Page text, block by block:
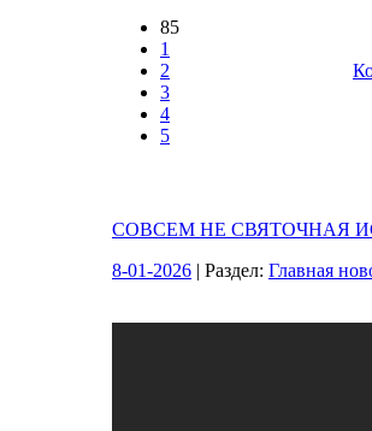
85
1
2
3
4
5
СОВСЕМ НЕ СВЯТОЧНАЯ
8-01-2026 | Раздел: Главная